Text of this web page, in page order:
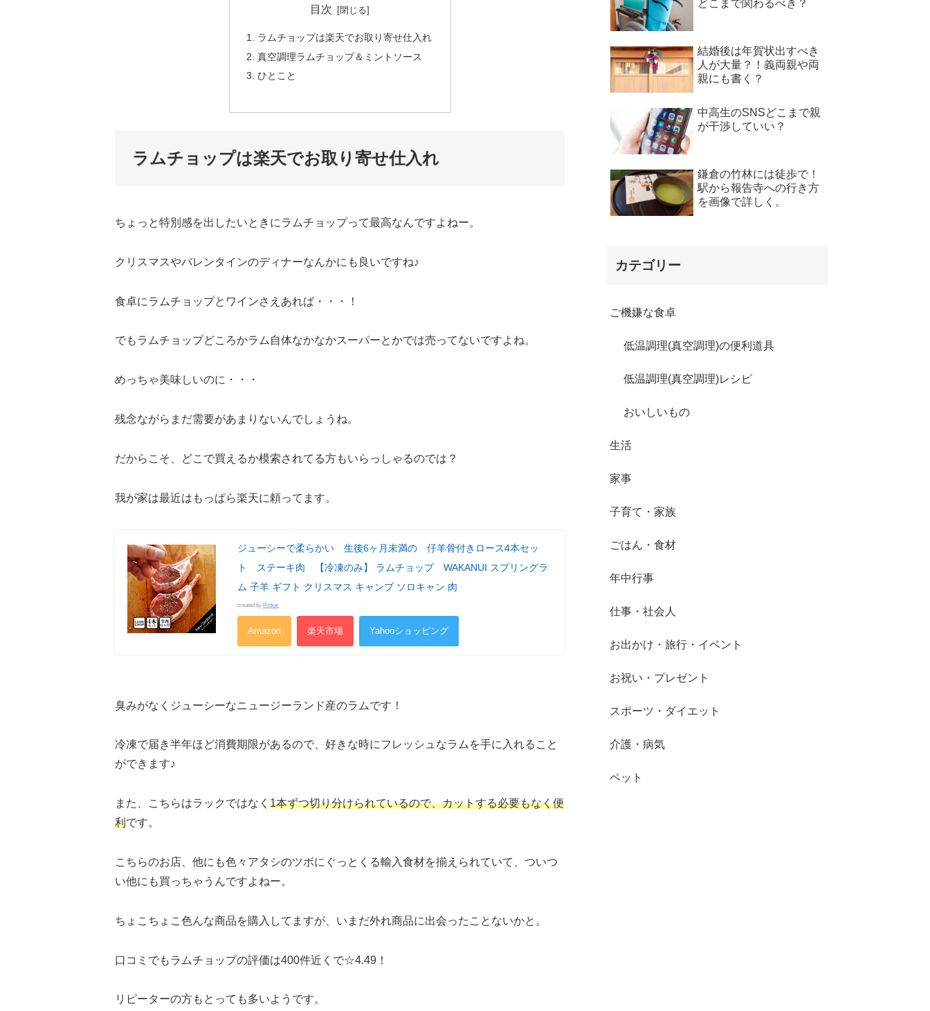
目次
ラムチョップは楽天でお取り寄せ仕入れ
真空調理ラムチョップ＆ミントソース
ひとこと
ラムチョップは楽天でお取り寄せ仕入れ
ちょっと特別感を出したいときにラムチョップって最高なんですよねー。
クリスマスやバレンタインのディナーなんかにも良いですね♪
食卓にラムチョップとワインさえあれば・・・！
でもラムチョップどころかラム自体なかなかスーパーとかでは売ってないですよね。
めっちゃ美味しいのに・・・
残念ながらまだ需要があまりないんでしょうね。
だからこそ、どこで買えるか模索されてる方もいらっしゃるのでは？
我が家は最近はもっぱら楽天に頼ってます。
ジューシーで柔らかい 生後6ヶ月未満の 仔羊骨付きロース4本セッ
ト ステーキ肉 【冷凍のみ】 ラムチョップ WAKANUI スプリングラ
ム 子羊 ギフト クリスマス キャンプ ソロキャン 肉
created by Rinker
Amazon 楽天市場 Yahooショッピング
臭みがなくジューシーなニュージーランド産のラムです！
冷凍で届き半年ほど消費期限があるので、好きな時にフレッシュなラムを手に入れること
ができます♪
また、こちらはラックではなく 1本ずつ切り分けられているので、カットする必要もなく便
利です。
こちらのお店、他にも色々アタシのツボにぐっとくる輸入食材を揃えられていて、ついつ
い他にも買っちゃうんですよねー。
ちょこちょこ色んな商品を購入してますが、いまだ外れ商品に出会ったことないかと。
口コミでもラムチョップの評価は400件近くで☆4.49！
リピーターの方もとっても多いようです。
どこまで関わるべき？
結婚後は年賀状出すべき
人が大量？！義両親や両
親にも書く？
中高生のSNSどこまで親
が干渉していい？
鎌倉の竹林には徒歩で！
駅から報告寺への行き方
を画像で詳しく。
カテゴリー
ご機嫌な食卓
低温調理(真空調理)の便利道具
低温調理(真空調理)レシピ
おいしいもの
生活
家事
子育て・家族
ごはん・食材
年中行事
仕事・社会人
お出かけ・旅行・イベント
お祝い・プレゼント
スポーツ・ダイエット
介護・病気
ペット